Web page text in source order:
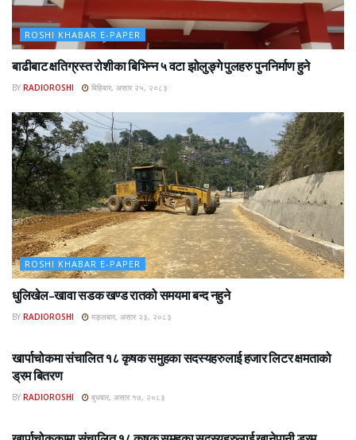
ROSHI KHABAR E-PAPER
बाढीबाट क्षतिग्रस्त रोशीका बिभिन्न ५ वटा झोलुङ्गे पुलहरु पुननिर्माण हुने
BY RADIOROSHI बिहिबार, असार २५, २०८३
ROSHI KHABAR E-PAPER
धुलिखेल–खावा सडक खण्ड रातको समयमा बन्द नहुने
BY RADIOROSHI मङ्लबार, असार २३, २०८३
खार्पाचोकमा संचालित १८ कृषक समुहका सदस्यहरुलाई हजार लिटर क्षमताको
ड्रम बितरण
BY RADIOROSHI बुधबार, असार १७, २०८३